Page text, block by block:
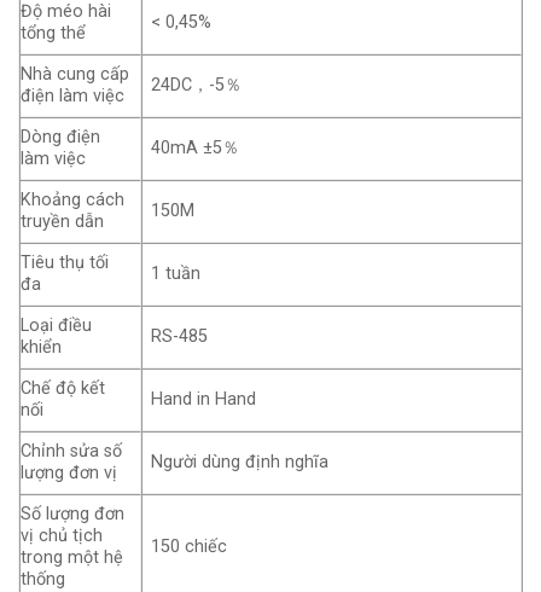
Độ méo hài
tổng thể
< 0,45%
Nhà cung cấp
điện làm việc
24DC，-5％
Dòng điện
làm việc
40mA ±5％
Khoảng cách
truyền dẫn
150M
Tiêu thụ tối
đa
1 tuần
Loại điều
khiển
RS-485
Chế độ kết
nối
Hand in Hand
Chỉnh sửa số
lượng đơn vị
Người dùng định nghĩa
Số lượng đơn
vị chủ tịch
trong một hệ
thống
150 chiếc